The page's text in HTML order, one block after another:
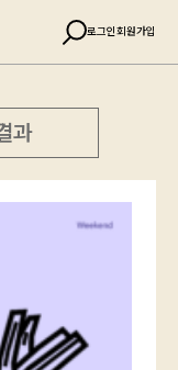
로그인회원가입
과